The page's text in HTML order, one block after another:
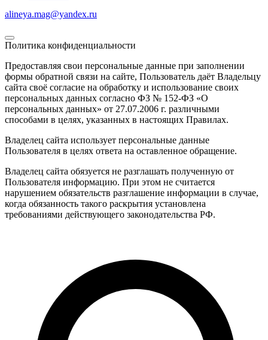
alineya.mag@yandex.ru
Политика конфиденциальности
Предоставляя свои персональные данные при заполнении
формы обратной связи на сайте, Пользователь даёт Владельцу
сайта своё согласие на обработку и использование своих
персональных данных согласно ФЗ № 152-ФЗ «О
персональных данных» от 27.07.2006 г. различными
способами в целях, указанных в настоящих Правилах.
Владелец сайта использует персональные данные
Пользователя в целях ответа на оставленное обращение.
Владелец сайта обязуется не разглашать полученную от
Пользователя информацию. При этом не считается
нарушением обязательств разглашение информации в случае,
когда обязанность такого раскрытия установлена
требованиями действующего законодательства РФ.